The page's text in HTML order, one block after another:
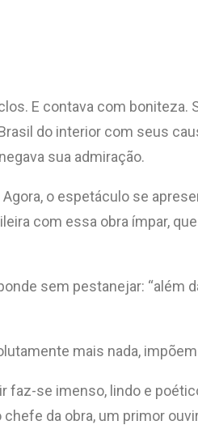
E contava com boniteza.
do interior com seus
sua admiração.
o espetáculo se
com essa obra ímpar,
sem pestanejar: “além
mais nada,
faz-se imenso, lindo e
da obra, um primor